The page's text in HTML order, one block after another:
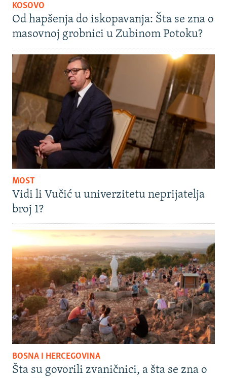
KOSOVO
Od hapšenja do iskopavanja: Šta se zna o
masovnoj grobnici u Zubinom Potoku?
MOST
Vidi li Vučić u univerzitetu neprijatelja
broj 1?
BOSNA I HERCEGOVINA
Šta su govorili zvaničnici, a šta se zna o